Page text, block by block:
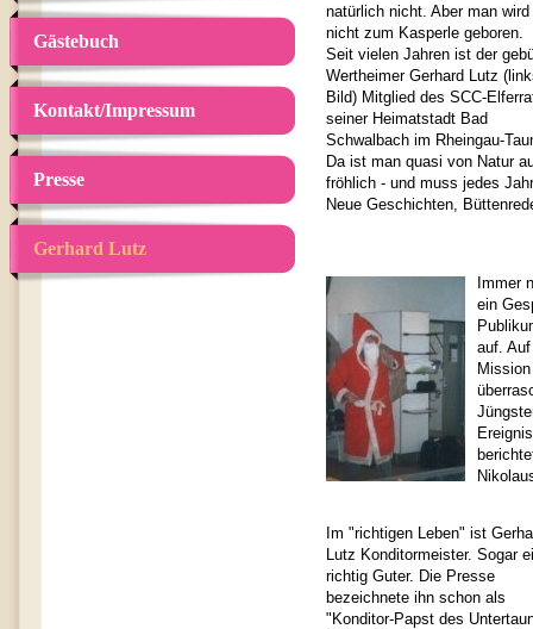
Gästebuch
Kontakt/Impressum
Presse
Gerhard Lutz
natürlich nicht. Aber man wird
nicht zum Kasperle geboren.
Seit vielen Jahren ist der
Wertheimer Gerhard Lutz
Bild) Mitglied des SCC-
seiner Heimatstadt Bad
Schwalbach im Rheingau-
Da ist man quasi von Natur
fröhlich - und muss jedes
Neue Geschichten,
Immer
ein
auf.
Im "richtigen Leben" ist
Lutz Konditormeister. Sogar
richtig Guter. Die Presse
bezeichnete ihn schon als
"Konditor-Papst des